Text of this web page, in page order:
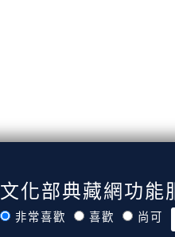
文化部典藏網功能
非常喜歡 喜歡 尚可